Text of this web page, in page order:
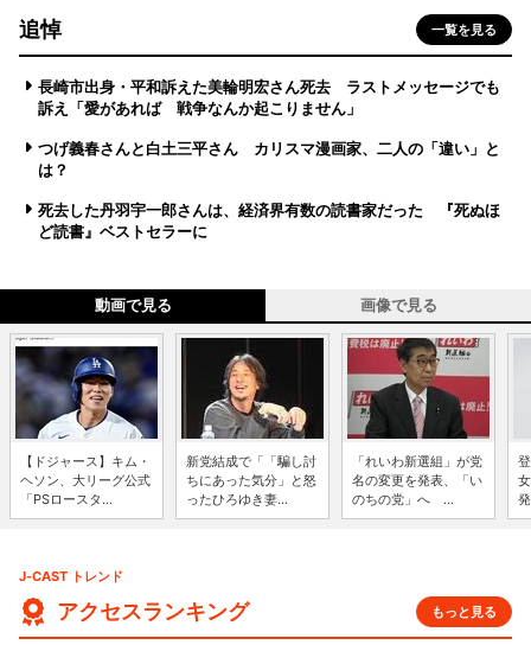
追悼 一覧を見る
長崎市出身・平和訴えた美輪明宏さん死去 ラストメッセージでも
訴え「愛があれば 戦争なんか起こりません」
つげ義春さんと白土三平さん カリスマ漫画家、二人の「違い」と
は？
死去した丹羽宇一郎さんは、経済界有数の読書家だった 『死ぬほ
ど読書』ベストセラーに
動画で見る 画像で見る
【ドジャース】キム・
ヘソン、大リーグ公式
「PSロースタ...
新党結成で「「騙し討
ちにあった気分」と怒
ったひろゆき妻...
「れいわ新選組」が党
名の変更を発表、「い
のちの党」へ ...
J-CAST トレンド
アクセスランキング もっと見る